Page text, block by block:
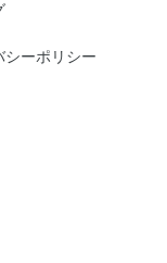
シーポリシー